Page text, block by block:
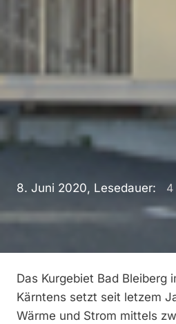
8. Juni 2020, Lesedauer: 4
Das Kurgebiet Bad Bleiberg
Kärntens setzt seit letzem
Wärme und Strom mittels